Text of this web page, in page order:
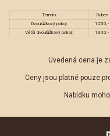
Termín: Duben
Dvoulůžkový pokoj:
1250,-
Větší dvoulůžkový pokoj:
1300,-
Uvedená cena je
Ceny jsou platné pouze
Nabídku